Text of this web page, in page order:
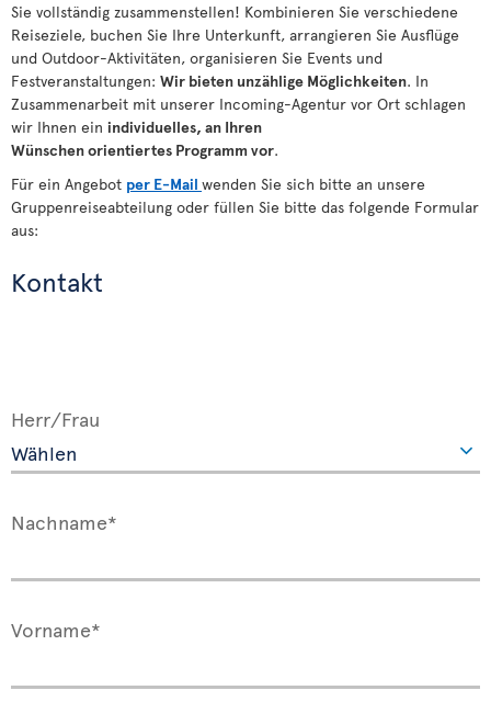
Sie vollständig zusammenstellen! Kombinieren Sie verschiedene
Reiseziele, buchen Sie Ihre Unterkunft, arrangieren Sie Ausflüge
und Outdoor-Aktivitäten, organisieren Sie Events und
Festveranstaltungen: Wir bieten unzählige Möglichkeiten. In
Zusammenarbeit mit unserer Incoming-Agentur vor Ort schlagen
wir Ihnen ein individuelles, an Ihren
Wünschenorientiertes Programm vor.
Für ein Angebot per E-Mail wenden Sie sich bitte an unsere
Gruppenreiseabteilung oder füllen Sie bitte das folgende Formular
aus:
Kontakt
Herr/Frau
Nachname*
Vorname*